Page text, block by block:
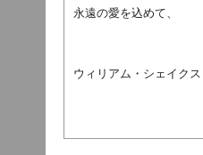
永遠の愛を込めて、
ウィリアム・シェイク